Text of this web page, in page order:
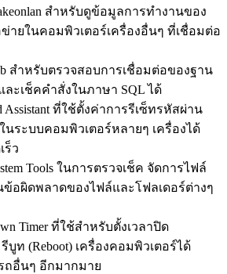
สำหรับดูข้อมูลการทำงานของ
ข่ายในคอมพิวเตอร์เครื่องอื่นๆ ที่เชื่อมต่อ
สำหรับตรวจสอบการเชื่อมต่อของฐาน
ละเช็คคำสั่งในภาษา SQL ได้
Assistant ที่ใช้ตั้งค่าการรีเซ็ทรหัสผ่าน
นระบบคอมพิวเตอร์หลายๆ เครื่องได้
ร็ว
Tools ในการตรวจเช็ค จัดการไฟล์
อผิดพลาดของไฟล์และโฟลเดอร์ต่างๆ
Timer ที่ใช้สำหรับตั้งเวลาปิด
บูท (Reboot) เครื่องคอมพิวเตอร์ได้
ถอื่นๆ อีกมากมาย